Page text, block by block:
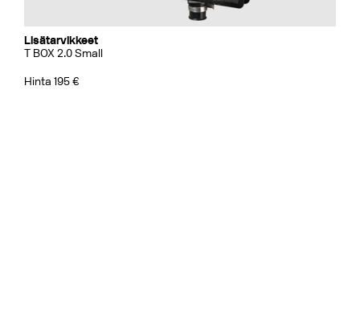
Lisätarvikkeet
T BOX 2.0 Small
Hinta 195 €